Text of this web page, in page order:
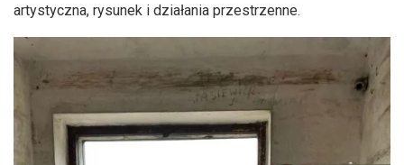
artystyczna, rysunek i działania przestrzenne.